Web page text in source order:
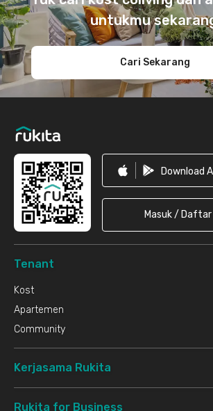
untukmu
Cari Sekarang
Download
Masuk / Daftar
Tenant
Kost
Apartemen
Community
Kerjasama Rukita
Rukita for Business